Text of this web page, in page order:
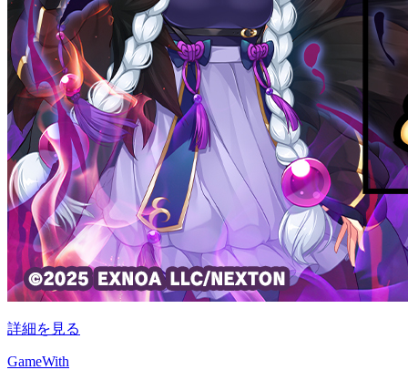
詳細を見る
GameWith